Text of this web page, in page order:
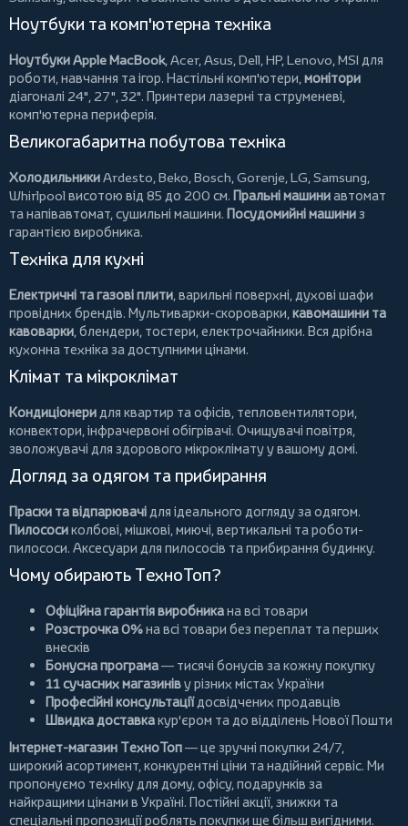
Ноутбуки та комп'ютерна техніка
Ноутбуки Apple MacBook,Acer,Asus,Dell,HP,Lenovo,MSI для
роботи, навчання та ігор. Настільні комп'ютери,монітори
діагоналі 24", 27", 32". Принтери лазерні та струменеві,
комп'ютерна периферія.
Великогабаритна побутова техніка
ХолодильникиArdesto,Beko,Bosch,Gorenje,LG,Samsung,
Whirlpool висотою від 85 до 200 см. Пральні машиниавтомат
та напівавтомат,сушильні машини. Посудомийні машиниз
гарантією виробника.
Техніка для кухні
Електричні та газові плити, варильні поверхні, духові шафи
провідних брендів. Мультиварки-скороварки,кавомашини та
кавоварки,блендери, тостери,електрочайники. Вся дрібна
кухонна техніка за доступними цінами.
Клімат та мікроклімат
Кондиціонеридля квартир та офісів, тепловентилятори,
конвектори,інфрачервоні обігрівачі. Очищувачі повітря,
зволожувачі для здорового мікроклімату у вашому домі.
Догляд за одягом та прибирання
Праски та відпарювачідля ідеального догляду за одягом.
Пилососиколбові,мішкові,миючі,вертикальні тароботи-
пилососи. Аксесуари для пилососів та прибирання будинку.
Чому обирають ТехноТоп?
Офіційна гарантія виробникана всі товари
Розстрочка 0%на всі товари без переплат та перших
внесків
Бонусна програма— тисячі бонусів за кожну покупку
11 сучасних магазиніву різних містах України
Професійні консультаціїдосвідчених продавців
Швидка доставкакур'єром та до відділень Нової Пошти
Інтернет-магазин ТехноТоп— це зручні покупки 24/7,
широкий асортимент, конкурентні ціни та надійний сервіс. Ми
пропонуємо техніку для дому, офісу, подарунків за
найкращими цінами в Україні. Постійні акції, знижки та
спеціальні пропозиції роблять покупки ще більш вигідними.